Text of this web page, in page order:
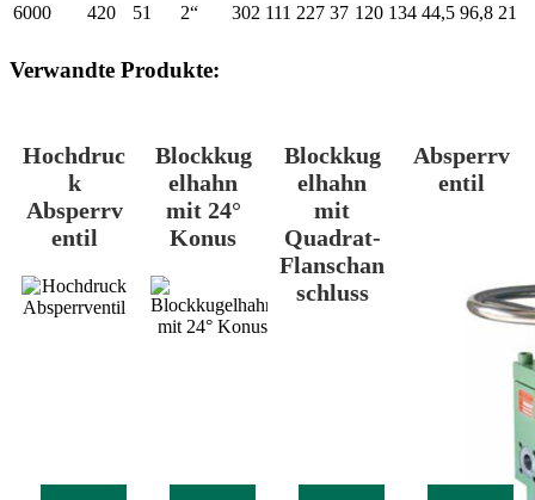
6000 420 51 2“ 302 111 227 37 120 134 44,5 96,8 21
Verwandte Produkte:
Hochdruc
k
Absperrv
entil
Blockkug
elhahn
mit 24°
Konus
Blockkug
elhahn
mit
Quadrat-
Flanschan
schluss
Absperrv
entil